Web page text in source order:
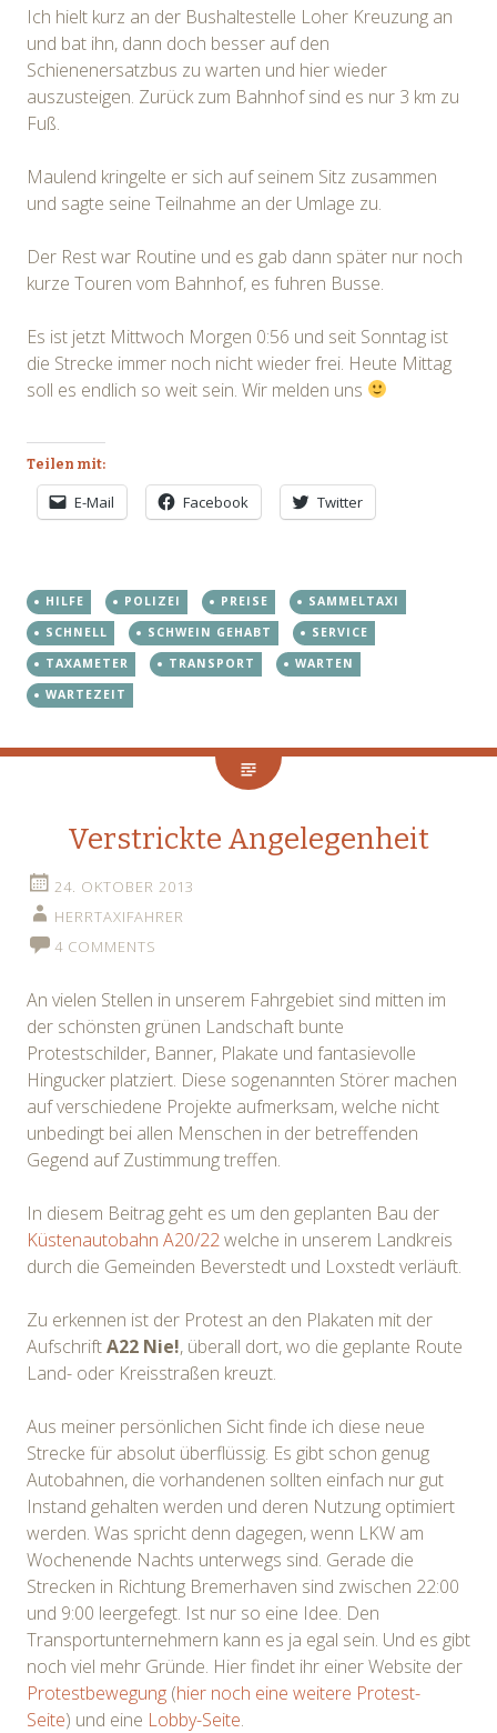
Ich hielt kurz an der Bushaltestelle Loher Kreuzung an
und bat ihn, dann doch besser auf den
Schienenersatzbus zu warten und hier wieder
auszusteigen. Zurück zum Bahnhof sind es nur 3 km zu
Fuß.
Maulend kringelte er sich auf seinem Sitz zusammen
und sagte seine Teilnahme an der Umlage zu.
Der Rest war Routine und es gab dann später nur noch
kurze Touren vom Bahnhof, es fuhren Busse.
Es ist jetzt Mittwoch Morgen 0:56 und seit Sonntag ist
die Strecke immer noch nicht wieder frei. Heute Mittag
soll es endlich so weit sein. Wir melden uns
Teilen mit:
E-Mail Facebook Twitter
HILFE POLIZEI PREISE
SAMMELTAXI
SCHNELL
SCHWEIN GEHABT
SERVICE
TAXAMETER
TRANSPORT
WARTEN
WARTEZEIT
Verstrickte Angelegenheit
24. OKTOBER 2013
HERRTAXIFAHRER
4 COMMENTS
An vielen Stellen in unserem Fahrgebiet sind mitten im
der schönsten grünen Landschaft bunte
Protestschilder, Banner, Plakate und fantasievolle
Hingucker platziert. Diese sogenannten Störer machen
auf verschiedene Projekte aufmerksam, welche nicht
unbedingt bei allen Menschen in der betreffenden
Gegend auf Zustimmung treffen.
In diesem Beitrag geht es um den geplanten Bau der
Küstenautobahn A20/22welche in unserem Landkreis
durch die Gemeinden Beverstedt und Loxstedt verläuft.
Zu erkennen ist der Protest an den Plakaten mit der
AufschriftA22 Nie!, überall dort, wo die geplante Route
Land- oder Kreisstraßen kreuzt.
Aus meiner persönlichen Sicht finde ich diese neue
Strecke für absolut überflüssig. Es gibt schon genug
Autobahnen, die vorhandenen sollten einfach nur gut
Instand gehalten werden und deren Nutzung optimiert
werden. Was spricht denn dagegen, wenn LKW am
Wochenende Nachts unterwegs sind. Gerade die
Strecken in Richtung Bremerhaven sind zwischen 22:00
und 9:00 leergefegt. Ist nur so eine Idee. Den
Transportunternehmern kann es ja egal sein. Und es gibt
noch viel mehr Gründe. Hier findet ihr einer Website der
Protestbewegung (hier noch eine weitere Protest-
Seite) und eine Lobby-Seite.